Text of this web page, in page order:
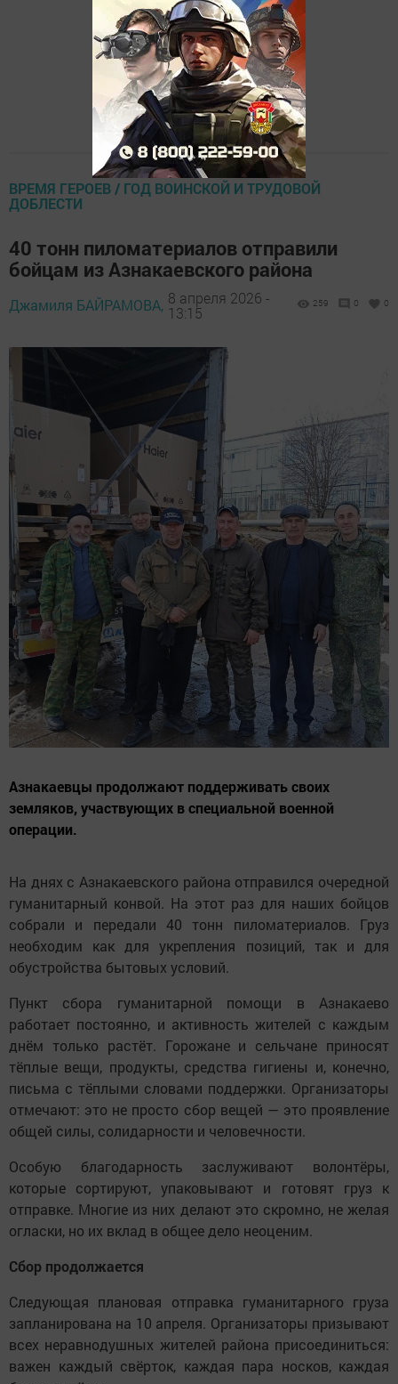
ВРЕМЯ ГЕРОЕВ / ГОД ВОИНСКОЙ И ТРУДОВОЙ
ДОБЛЕСТИ
40 тонн пиломатериалов отправили
бойцам из Азнакаевского района
Джамиля БАЙРАМОВА, 8 апреля 2026 -
13:15
259 0 0
Азнакаевцы продолжают поддерживать своих
земляков, участвующих в специальной военной
операции.
На днях с Азнакаевского района отправился очередной
гуманитарный конвой. На этот раз для наших бойцов
собрали и передали 40 тонн пиломатериалов. Груз
необходим как для укрепления позиций, так и для
обустройства бытовых условий.
Пункт сбора гуманитарной помощи в Азнакаево
работает постоянно, и активность жителей с каждым
днём только растёт. Горожане и сельчане приносят
тёплые вещи, продукты, средства гигиены и, конечно,
письма с тёплыми словами поддержки. Организаторы
отмечают: это не просто сбор вещей — это проявление
общей силы, солидарности и человечности.
Особую благодарность заслуживают волонтёры,
которые сортируют, упаковывают и готовят груз к
отправке. Многие из них делают это скромно, не желая
огласки, но их вклад в общее дело неоценим.
Сбор продолжается
Следующая плановая отправка гуманитарного груза
запланирована на 10 апреля. Организаторы призывают
всех неравнодушных жителей района присоединиться:
важен каждый свёрток, каждая пара носков, каждая